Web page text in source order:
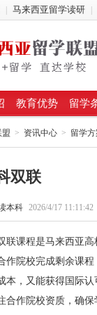
马来西亚留学读研
教育优势 留学
盟 > 资讯中心 > 留学
双联
本科 2026/4/17 11:11:42
联课程是马来西亚
作院校完成剩余课
本，又能获得国际
合作院校资质，确